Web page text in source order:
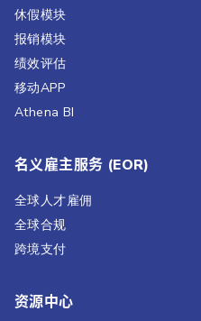
休假模块
报销模块
绩效评估​
移动APP
Athena BI
名义雇主服务 (EOR)
全球人才雇佣
全球合规
跨境支付
资源中心